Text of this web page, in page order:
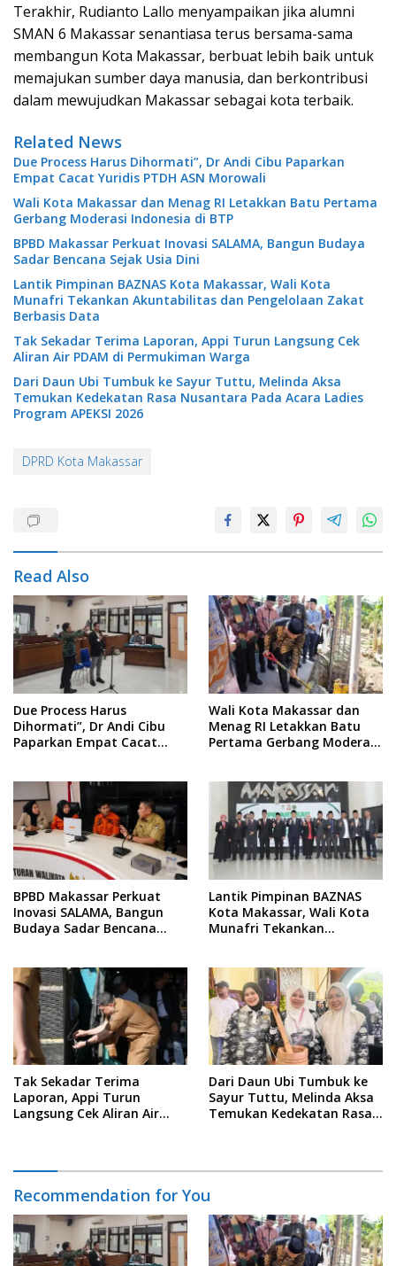
Terakhir, Rudianto Lallo menyampaikan jika alumni
SMAN 6 Makassar senantiasa terus bersama-sama
membangun Kota Makassar, berbuat lebih baik untuk
memajukan sumber daya manusia, dan berkontribusi
dalam mewujudkan Makassar sebagai kota terbaik.
Related News
Due Process Harus Dihormati”, Dr Andi Cibu Paparkan
Empat Cacat Yuridis PTDH ASN Morowali
Wali Kota Makassar dan Menag RI Letakkan Batu Pertama
Gerbang Moderasi Indonesia di BTP
BPBD Makassar Perkuat Inovasi SALAMA, Bangun Budaya
Sadar Bencana Sejak Usia Dini
Lantik Pimpinan BAZNAS Kota Makassar, Wali Kota
Munafri Tekankan Akuntabilitas dan Pengelolaan Zakat
Berbasis Data
Tak Sekadar Terima Laporan, Appi Turun Langsung Cek
Aliran Air PDAM di Permukiman Warga
Dari Daun Ubi Tumbuk ke Sayur Tuttu, Melinda Aksa
Temukan Kedekatan Rasa Nusantara Pada Acara Ladies
Program APEKSI 2026
DPRD Kota Makassar
Read Also
Due Process Harus
Dihormati”, Dr Andi Cibu
Paparkan Empat Cacat
Wali Kota Makassar dan
Menag RI Letakkan Batu
Pertama Gerbang Moderasi
BPBD Makassar Perkuat
Inovasi SALAMA, Bangun
Budaya Sadar Bencana
Lantik Pimpinan BAZNAS
Kota Makassar, Wali Kota
Munafri Tekankan
Data
Tak Sekadar Terima
Laporan, Appi Turun
Langsung Cek Aliran Air
Dari Daun Ubi Tumbuk ke
Sayur Tuttu, Melinda Aksa
Temukan Kedekatan Rasa
Recommendation for You